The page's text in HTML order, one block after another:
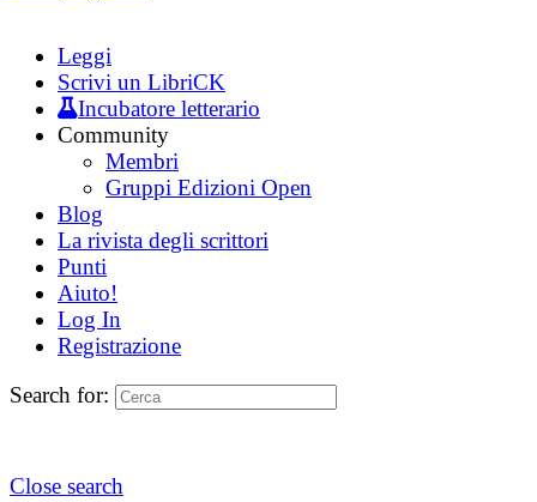
Leggi
Scrivi un LibriCK
Incubatore letterario
Community
Membri
Gruppi Edizioni Open
Blog
La rivista degli scrittori
Punti
Aiuto!
Log In
Registrazione
Search for:
Close search